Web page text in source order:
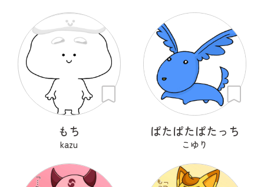
もち
kazu
ぱたぱたぱたっち
こゆり